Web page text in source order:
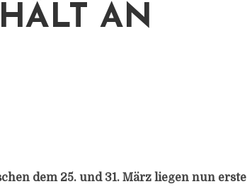
AN
dem 25. und 31. März liegen nun erste